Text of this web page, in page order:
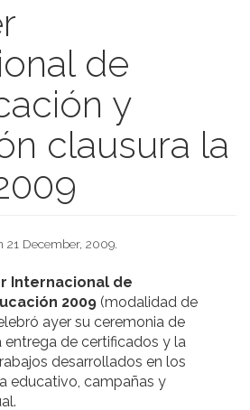
de
y
clausura la
21 December, 2009.
Internacional de
2009 (modalidad de
ayer su ceremonia de
entrega de certificados y la
desarrollados en los
educativo, campañas y